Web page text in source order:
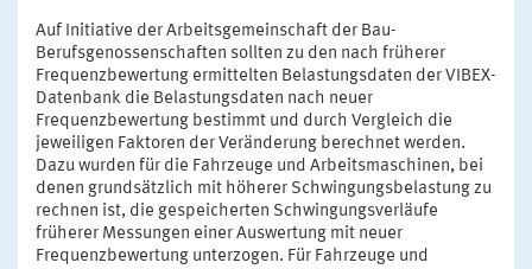
Auf Initiative der Arbeitsgemeinschaft der Bau-
Berufsgenossenschaften sollten zu den nach früherer
Frequenzbewertung ermittelten Belastungsdaten der VIBEX-
Datenbank die Belastungsdaten nach neuer
Frequenzbewertung bestimmt und durch Vergleich die
jeweiligen Faktoren der Veränderung berechnet werden.
Dazu wurden für die Fahrzeuge und Arbeitsmaschinen, bei
denen grundsätzlich mit höherer Schwingungsbelastung zu
rechnen ist, die gespeicherten Schwingungsverläufe
früherer Messungen einer Auswertung mit neuer
Frequenzbewertung unterzogen. Für Fahrzeuge und